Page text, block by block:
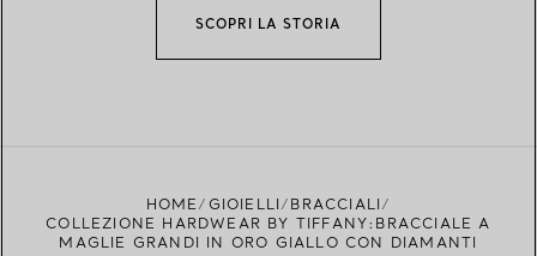
SCOPRI LA STORIA
HOME GIOIELLI
BRACCIALI
COLLEZIONE HARDWEAR BY TIFFANY:BRACCIALE A
MAGLIE GRANDI IN ORO GIALLO CON DIAMANTI